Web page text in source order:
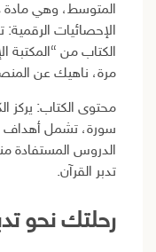
المتوسط، وهي مادة
الإحصائيات الرقمية:
مرة، ناهيك عن
محتوى الكتاب: يركز
سورة، تشمل أهداف
الدروس المستفادة
تدبر القرآن.
رحلتك نحو